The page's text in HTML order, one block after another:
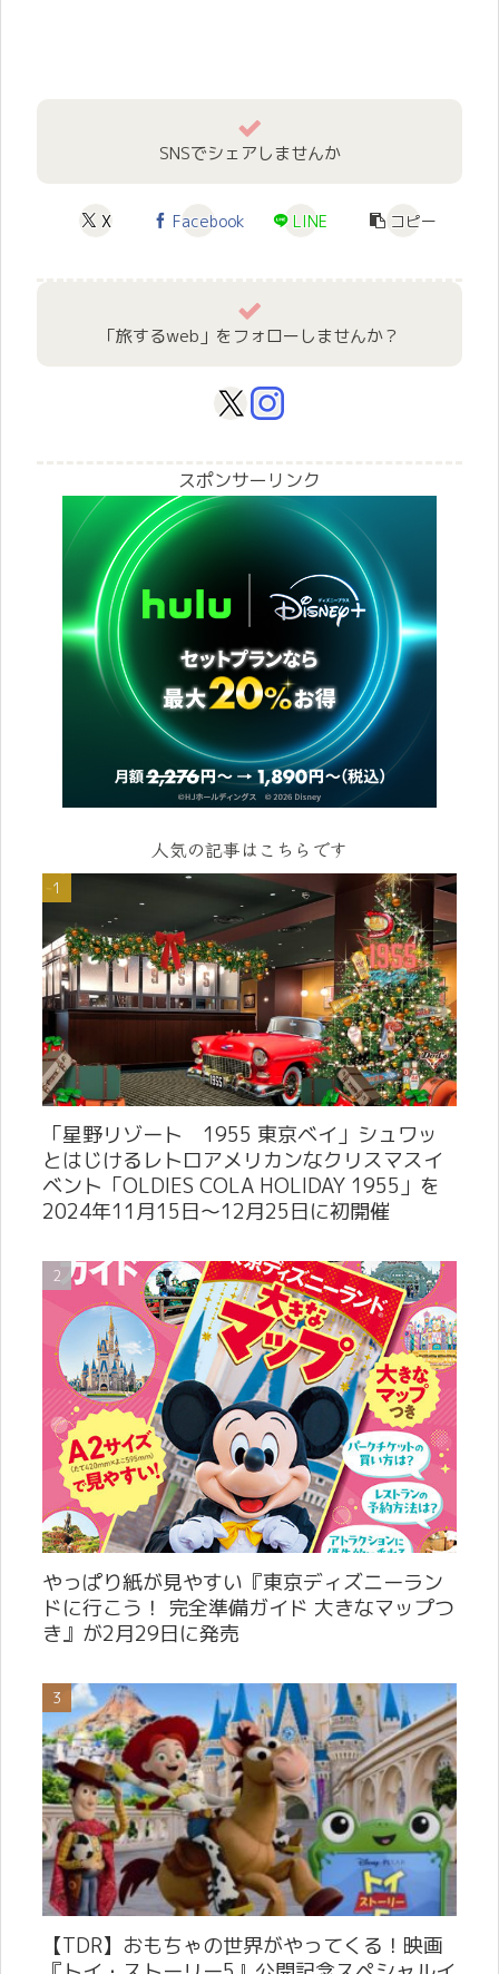
SNSでシェアしませんか
X Facebook LINE コピー
「旅するweb」をフォローしませんか？
スポンサーリンク
人気の記事はこちらです
「星野リゾート 1955 東京ベイ」シュワッ
とはじけるレトロアメリカンなクリスマスイ
ベント「OLDIES COLA HOLIDAY 1955」を
2024年11月15日～12月25日に初開催
やっぱり紙が見やすい『東京ディズニーラン
ドに行こう！ 完全準備ガイド 大きなマップつ
き』が2月29日に発売
【TDR】おもちゃの世界がやってくる！映画